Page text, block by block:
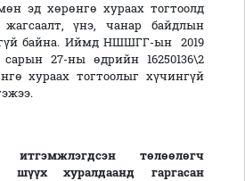
эд хөрөнгө хураах тогтоолд
жагсаалт, үнэ, чанар байдлын
байна. Иймд НШШГГ-ын 2019
27-ны өдрийн 16250136\2
хураах тогтоолыг хүчингүй
итгэмжлэгдсэн төлөөлөгч
шүүх хуралдаанд гаргасан